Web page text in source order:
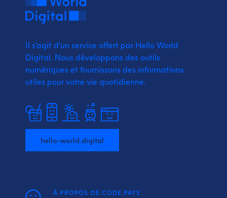
Il s'agit d'un service offert par Hello World
Digital. Nous développons des outils
numériques et fournissons des informations
utiles pour votre vie quotidienne.
hello-world.digital
À PROPOS DE CODE PAYS